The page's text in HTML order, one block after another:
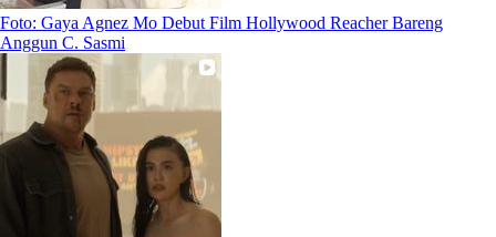
Foto: Gaya Agnez Mo Debut Film Hollywood Reacher Bareng
Anggun C. Sasmi